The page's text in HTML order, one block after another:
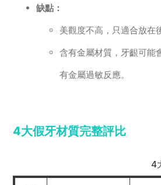
缺點：
美觀度不高，只適合放在
含有金屬材質，牙齦可能
有金屬過敏反應。
4大假牙材質完整評比
4